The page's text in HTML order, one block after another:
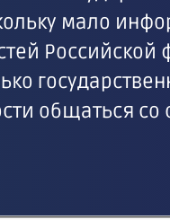
мало
Российской
общаться